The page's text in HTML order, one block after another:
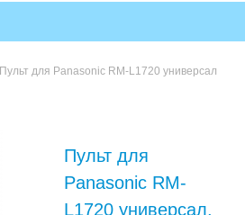
Пульт для Panasonic RM-L1720 универсал
Пульт для
Panasonic RM-
L1720 универсал,